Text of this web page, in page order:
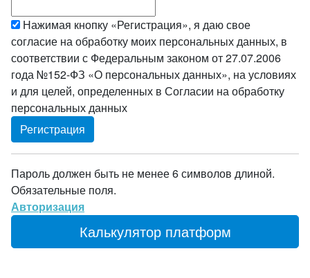
Нажимая кнопку «Регистрация», я даю свое
согласие на обработку моих персональных данных, в
соответствии с Федеральным законом от 27.07.2006
года №152-ФЗ «О персональных данных», на условиях
и для целей, определенных в Согласии на обработку
персональных данных
Пароль должен быть не менее 6 символов длиной.
Обязательные поля.
Авторизация
Калькулятор платформ